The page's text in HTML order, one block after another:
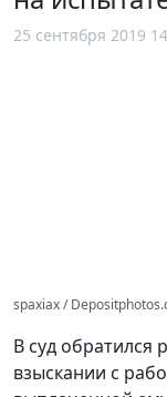
25 сентября 2019
spaxiax /
В суд обратился
взыскании с